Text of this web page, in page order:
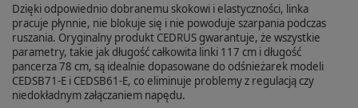
Dzięki odpowiednio dobranemu skokowi i elastyczności, linka
pracuje płynnie, nie blokuje się i nie powoduje szarpania podczas
ruszania. Oryginalny produkt CEDRUS gwarantuje, że wszystkie
parametry, takie jak długość całkowita linki 117 cm i długość
pancerza 78 cm, są idealnie dopasowane do odśnieżarek modeli
CEDSB71-E i CEDSB61-E, co eliminuje problemy z regulacją czy
niedokładnym załączaniem napędu.